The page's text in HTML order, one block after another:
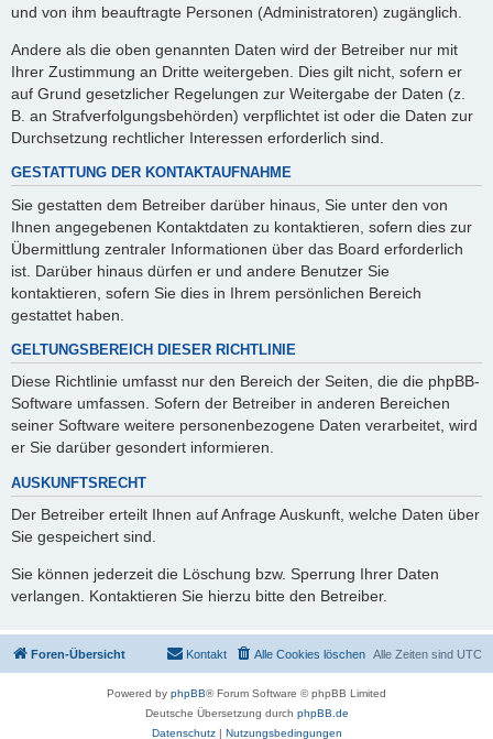
und von ihm beauftragte Personen (Administratoren) zugänglich.
Andere als die oben genannten Daten wird der Betreiber nur mit
Ihrer Zustimmung an Dritte weitergeben. Dies gilt nicht, sofern er
auf Grund gesetzlicher Regelungen zur Weitergabe der Daten (z.
B. an Strafverfolgungsbehörden) verpflichtet ist oder die Daten zur
Durchsetzung rechtlicher Interessen erforderlich sind.
GESTATTUNG DER KONTAKTAUFNAHME
Sie gestatten dem Betreiber darüber hinaus, Sie unter den von
Ihnen angegebenen Kontaktdaten zu kontaktieren, sofern dies zur
Übermittlung zentraler Informationen über das Board erforderlich
ist. Darüber hinaus dürfen er und andere Benutzer Sie
kontaktieren, sofern Sie dies in Ihrem persönlichen Bereich
gestattet haben.
GELTUNGSBEREICH DIESER RICHTLINIE
Diese Richtlinie umfasst nur den Bereich der Seiten, die die phpBB-
Software umfassen. Sofern der Betreiber in anderen Bereichen
seiner Software weitere personenbezogene Daten verarbeitet, wird
er Sie darüber gesondert informieren.
AUSKUNFTSRECHT
Der Betreiber erteilt Ihnen auf Anfrage Auskunft, welche Daten über
Sie gespeichert sind.
Sie können jederzeit die Löschung bzw. Sperrung Ihrer Daten
verlangen. Kontaktieren Sie hierzu bitte den Betreiber.
Foren-Übersicht Alle Zeiten sind UTC
Alle Cookies löschen
Kontakt
Powered by phpBB® Forum Software © phpBB Limited
Deutsche Übersetzung durch phpBB.de
Datenschutz| Nutzungsbedingungen